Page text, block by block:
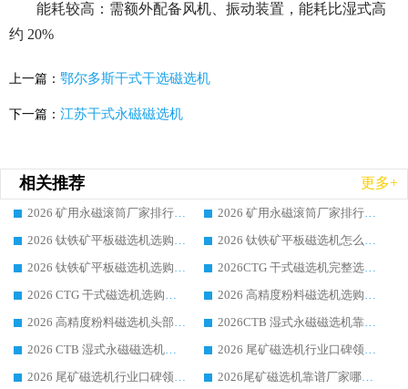
能耗较高：需额外配备风机、振动装置，能耗比湿式高
约 20%
上一篇： 鄂尔多斯干式干选磁选机
下一篇： 江苏干式永磁磁选机
相关推荐 更多+
2026 矿用永磁滚筒厂家排行榜选购干货指南 行业口碑标杆华体会手机网页版-华体会(中国) 实力出众
2026 矿用永磁滚筒厂家排行榜选购指南，行业口碑领域强者华体会手机网页版-华体会(中国)
2026 钛铁矿平板磁选机选购全攻略 市场公认优质品牌厂家实力排行榜
2026 钛铁矿平板磁选机怎么选 靠谱生产企业实力排行榜选购参考攻略
2026 钛铁矿平板磁选机选购指南 行业口碑优选品牌生产企业实力排行榜
2026CTG 干式磁选机完整选购指南 行业口碑顶尖靠谱生产龙头厂家实力推荐
2026 CTG 干式磁选机选购指南|行业口碑靠谱生产厂家领域强者推荐
2026 高精度粉料磁选机选购全攻略 行业优质品牌华体会手机网页版-华体会(中国) 实力深度解析
2026 高精度粉料磁选机头部厂家选购指南 行业口碑靠谱品牌推荐 领域强者华体会手机网页版-华体会(中国) 解析
2026CTB 湿式永磁磁选机靠谱厂家实力排行榜 铁矿选矿设备采购全流程选购指南
2026 CTB 湿式永磁磁选机选购指南|行业口碑良好品牌推荐，领域强者华体会手机网页版-华体会(中国)
2026 尾矿磁选机行业口碑领域强者，源头直供国内主流厂家华体会手机网页版-华体会(中国) 一站式服务
2026 尾矿磁选机行业口碑领域强者，源头直供国内主流厂家华体会手机网页版-华体会(中国) 一站式服务
2026尾矿磁选机靠谱厂家哪家好 行业口碑领域强者华体会手机网页版-华体会(中国) 推荐